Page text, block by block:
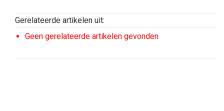
Gerelateerde artikelen uit:
Geen gerelateerde artikelen gevonden